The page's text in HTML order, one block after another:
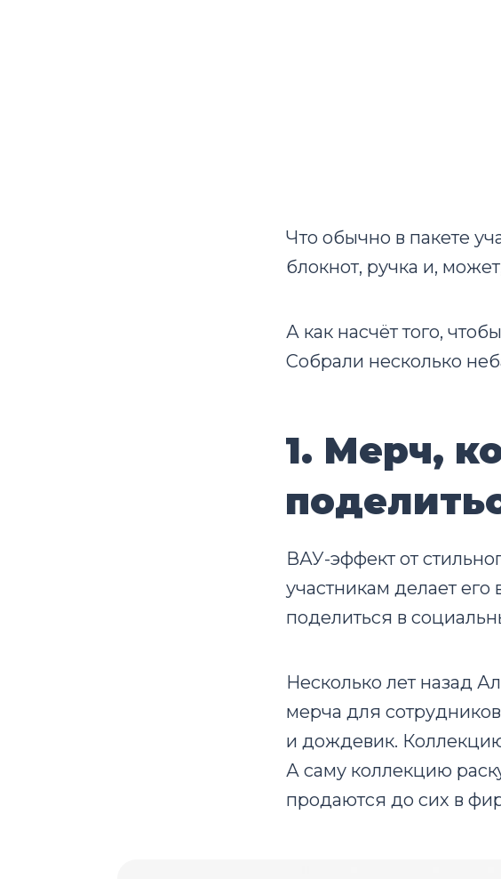
Что обычно в пакете
блокнот, ручка и,
А как насчёт того,
Собрали несколько
1. Мерч,
ВАУ-эффект от
участникам делает
поделиться в
Несколько лет назад
мерча для
и дождевик.
А саму коллекцию
продаются до сих в